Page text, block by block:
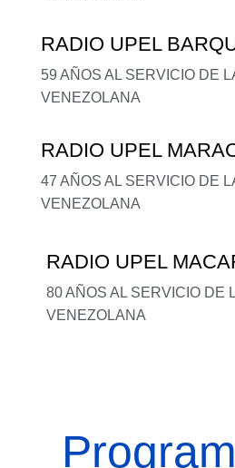
RADIO UPEL
59 AÑOS AL SERVICIO DE
VENEZOLANA
RADIO UPEL
47 AÑOS AL SERVICIO DE
VENEZOLANA
RADIO UPEL
80 AÑOS AL SERVICIO DE
VENEZOLANA